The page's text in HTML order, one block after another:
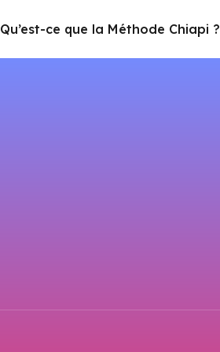
Qu’est-ce que la Méthode Chiapi ?